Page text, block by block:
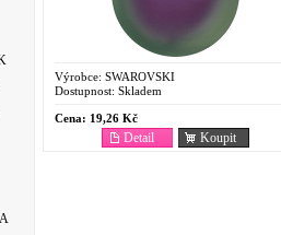
Výrobce: SWAROVSKI
Dostupnost: Skladem
Cena: 19,26 Kč
Koupit
Detail